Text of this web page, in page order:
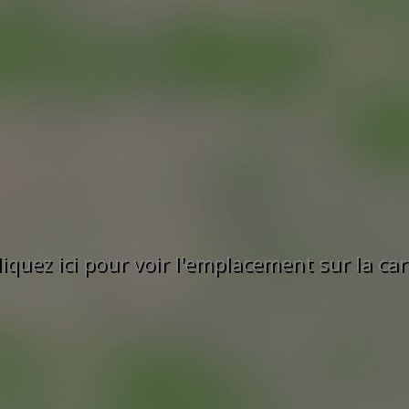
ici pour voir l'emplacement sur la